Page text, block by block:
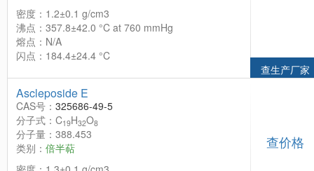
密度：1.2±0.1 g/cm3
沸点：357.8±42.0 °C at 760 mmHg
熔点：N/A
闪点：184.4±24.4 °C
查生产厂家
Ascleposide E
CAS号： 325686-49-5
分子式：C19H32O8
分子量：388.453
类别： 倍半萜
查价格